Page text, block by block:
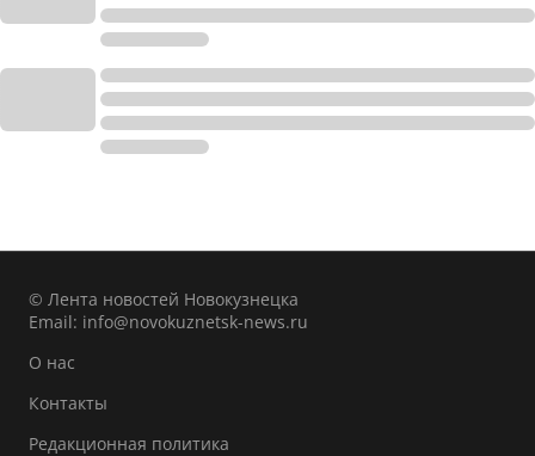
© Лента новостей Новокузнецка
Email: info@novokuznetsk-news.ru
О нас
Контакты
Редакционная политика